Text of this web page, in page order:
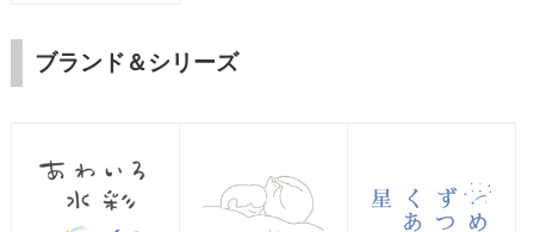
ブランド＆シリーズ